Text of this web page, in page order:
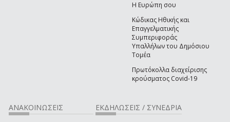
Η Ευρώπη σου
Κώδικας Ηθικής και
Επαγγελματικής
Συμπεριφοράς
Υπαλλήλων του Δημόσιου
Τομέα
Πρωτόκολλα διαχείρισης
κρούσματος Covid-19
ΑΝΑΚΟΙΝΩΣΕΙΣ ΕΚΔΗΛΩΣΕΙΣ / ΣΥΝΕΔΡΙΑ